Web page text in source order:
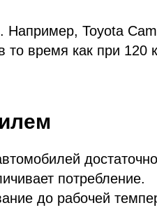
Toyota
то время как при 120
потребление.
до рабочей